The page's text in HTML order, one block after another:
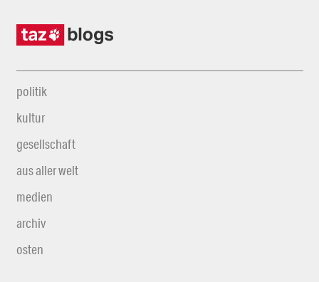
politik
kultur
gesellschaft
aus aller welt
medien
archiv
osten